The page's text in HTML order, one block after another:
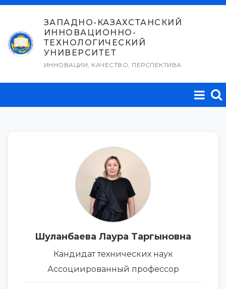
Перейти
содержимому
ЗАПАДНО-КАЗАХСТАНСКИЙ
ИННОВАЦИОННО-
ТЕХНОЛОГИЧЕСКИЙ
УНИВЕРСИТЕТ
ИННОВАЦИИ, КАЧЕСТВО, ПЕРСПЕКТИВА
Шуланбаева Лаура Таргыновна
Кандидат технических наук
Ассоциированный профессор